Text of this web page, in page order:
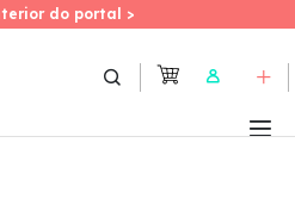
Skipdo portal >
do portal >
User